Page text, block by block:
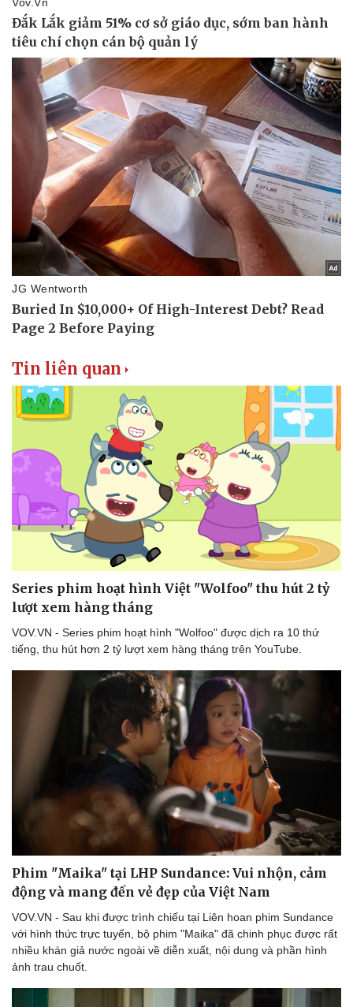
Văn hóa
Sân khấu - Điện ảnh
Văn học
Âm nhạc
Di sản
Giải trí
Nghệ sĩ
Thời trang
Sao Việt
Tin liên quan
Series phim hoạt hình Việt "Wolfoo" thu hút 2 tỷ
lượt xem hàng tháng
VOV.VN - Series phim hoạt hình "Wolfoo" được dịch ra 10 thứ
tiếng, thu hút hơn 2 tỷ lượt xem hàng tháng trên YouTube.
Phim "Maika" tại LHP Sundance: Vui nhộn, cảm
động và mang đến vẻ đẹp của Việt Nam
VOV.VN - Sau khi được trình chiếu tại Liên hoan phim Sundance
với hình thức trực tuyến, bộ phim "Maika" đã chinh phục được rất
nhiều khán giả nước ngoài về diễn xuất, nội dung và phần hình
ảnh trau chuốt.